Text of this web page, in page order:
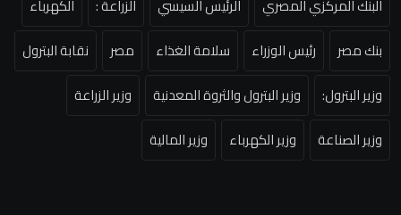
البنك المركزي المصري الرئيس السيسي الزراعة :
الكهرباء
بنك مصر
رئيس الوزراء سلامة الغذاء مصر
نقابة البترول
وزير البترول:
وزير البترول والثروة المعدنية
وزير الزراعة
وزير الصناعة
وزير الكهرباء وزير المالية